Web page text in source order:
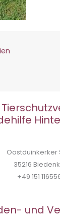
Oostduinkerker
35216
+49 151
und